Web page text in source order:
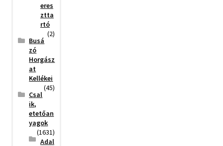
eres
ztta
rtó
(2)
Busá
zó
Horgász
at
Kellékei
(45)
Csal
ik,
etetőan
yagok
(1631)
Adal